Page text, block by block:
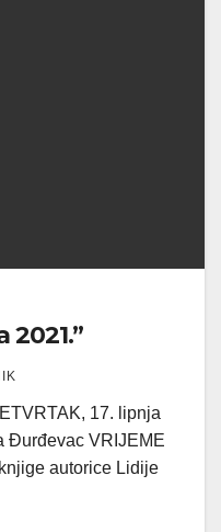
2021.”
17. lipnja
Đurđevac VRIJEME
autorice Lidije